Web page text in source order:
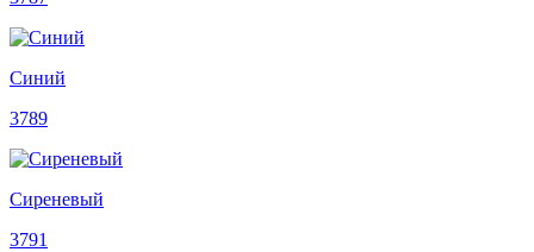
Синий
3789
Сиреневый
3791